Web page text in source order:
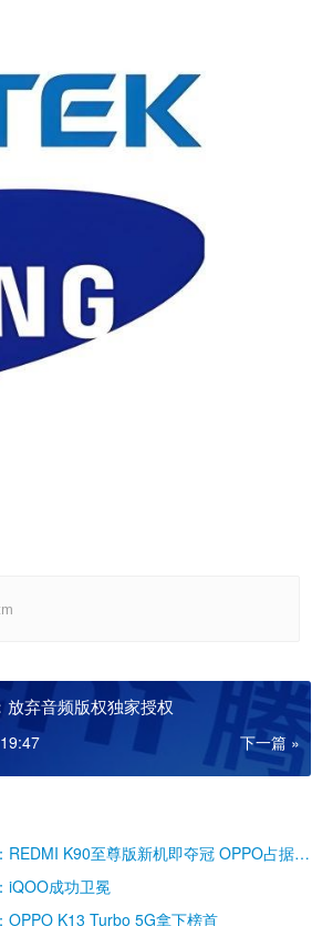
放弃音频版权独家授权
下一篇 »
REDMI K90至尊版新机即夺冠 OPPO占据半
iQOO成功卫冕
OPPO K13 Turbo 5G拿下榜首